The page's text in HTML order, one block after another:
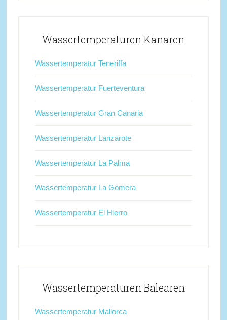
Wassertemperaturen Kanaren
Wassertemperatur Teneriffa
Wassertemperatur Fuerteventura
Wassertemperatur Gran Canaria
Wassertemperatur Lanzarote
Wassertemperatur La Palma
Wassertemperatur La Gomera
Wassertemperatur El Hierro
Wassertemperaturen Balearen
Wassertemperatur Mallorca